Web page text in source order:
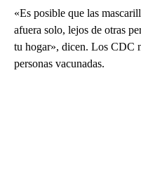
«Es posible que las
afuera solo, lejos de otras
tu hogar», dicen. Los CDC
personas vacunadas.